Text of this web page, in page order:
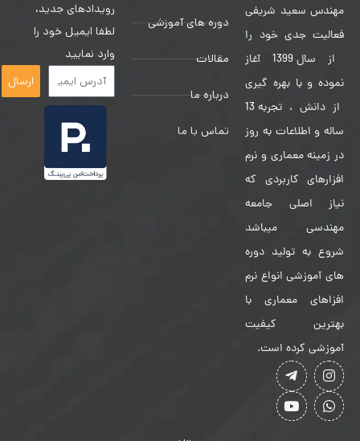
مهندس سعید شریفی
فعالیت جدی خود را
از سال 1399 آغاز
نموده و با بهره گیری
از دانش ، تجربه 13
ساله و اطلاعات به روز
در زمینه معماری و نرم
افزارهای کاربردی که
نیاز اصلی جامعه
مهندسی میباشد
شروع به تولید دوره
های آموزشی انواع نرم
افزاهای معماری با
بهترین کیفیت
آموزشی کرده است.
دوره های آموزشی
مقالات
درباره ما
تماس با ما
رویدادهای جدید،
لطفا ایمیل خود را
وارد نمایید
ارسال